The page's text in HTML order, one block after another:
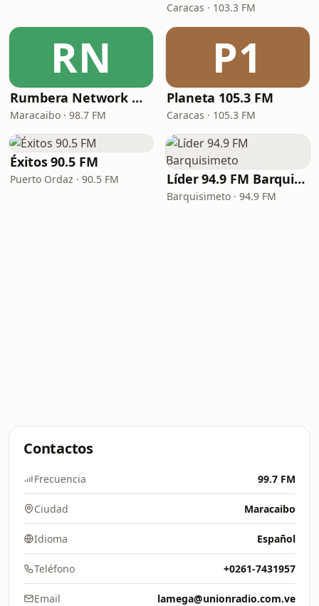
Caracas · 103.3 FM
RN
Rumbera Network Maracaibo
Maracaibo · 98.7 FM
P1
Planeta 105.3 FM
Caracas · 105.3 FM
Éxitos 90.5 FM
Puerto Ordaz · 90.5 FM Líder 94.9 FM Barquisimeto
Barquisimeto · 94.9 FM
Contactos
Frecuencia 99.7 FM
Ciudad Maracaibo
Idioma Español
Teléfono +0261-7431957
Email lamega@unionradio.com.ve